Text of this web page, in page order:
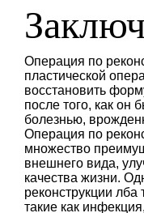
Операция по
пластической
восстановить
после того, как он
болезнью,
Операция по
множество
внешнего вида,
качества жизни.
реконструкции лба
такие как